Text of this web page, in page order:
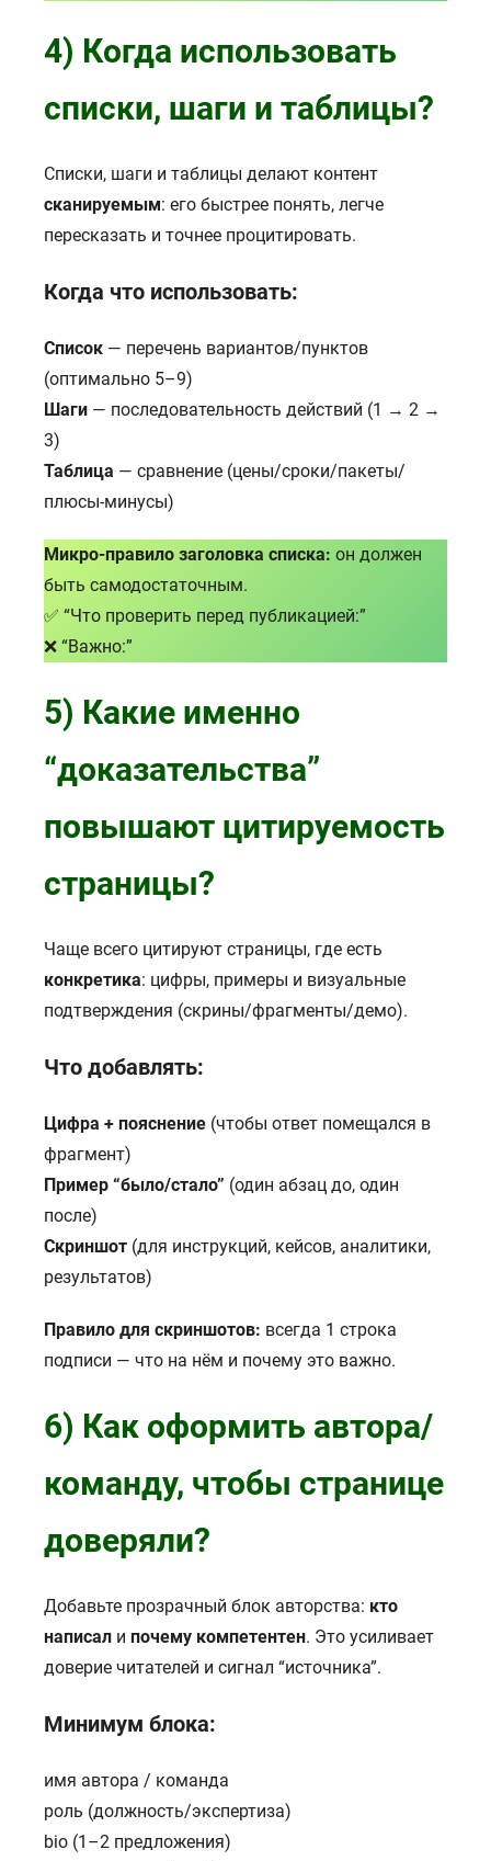
4) Когда использовать
списки, шаги и таблицы?
Списки, шаги и таблицы делают контент
сканируемым: его быстрее понять, легче
пересказать и точнее процитировать.
Когда что использовать:
Список — перечень вариантов/пунктов
(оптимально 5–9)
Шаги — последовательность действий (1 → 2 →
3)
Таблица — сравнение (цены/сроки/пакеты/
плюсы-минусы)
Микро-правило заголовка списка: он должен
быть самодостаточным.
✅ “Что проверить перед публикацией:”
❌ “Важно:”
5) Какие именно
“доказательства”
повышают цитируемость
страницы?
Чаще всего цитируют страницы, где есть
конкретика: цифры, примеры и визуальные
подтверждения (скрины/фрагменты/демо).
Что добавлять:
Цифра + пояснение (чтобы ответ помещался в
фрагмент)
Пример “было/стало” (один абзац до, один
после)
Скриншот (для инструкций, кейсов, аналитики,
результатов)
Правило для скриншотов: всегда 1 строка
подписи — что на нём и почему это важно.
6) Как оформить автора/
команду, чтобы странице
доверяли?
Добавьте прозрачный блок авторства: кто
написал и почему компетентен. Это усиливает
доверие читателей и сигнал “источника”.
Минимум блока:
имя автора / команда
роль (должность/экспертиза)
bio (1–2 предложения)
ГЛАВНАЯ